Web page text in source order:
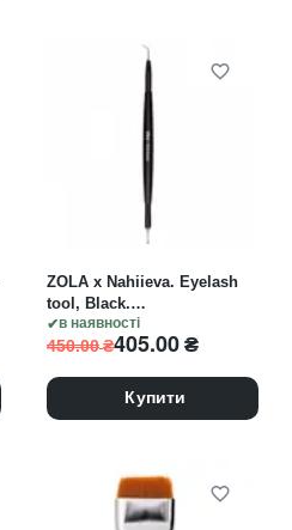
в наявності
ZOLA x Nahiieva. Eyelash
tool, Black.
Багатофункціональний
інструмент для вій,
450.00₴405.00₴
Купити